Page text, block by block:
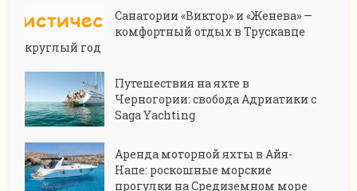
Санатории «Виктор» и «Женева» —
комфортный отдых в Трускавце
круглый год
Путешествия на яхте в
Черногории: свобода Адриатики с
Saga Yachting
Аренда моторной яхты в Айя-
Напе: роскошные морские
прогулки на Средиземном море